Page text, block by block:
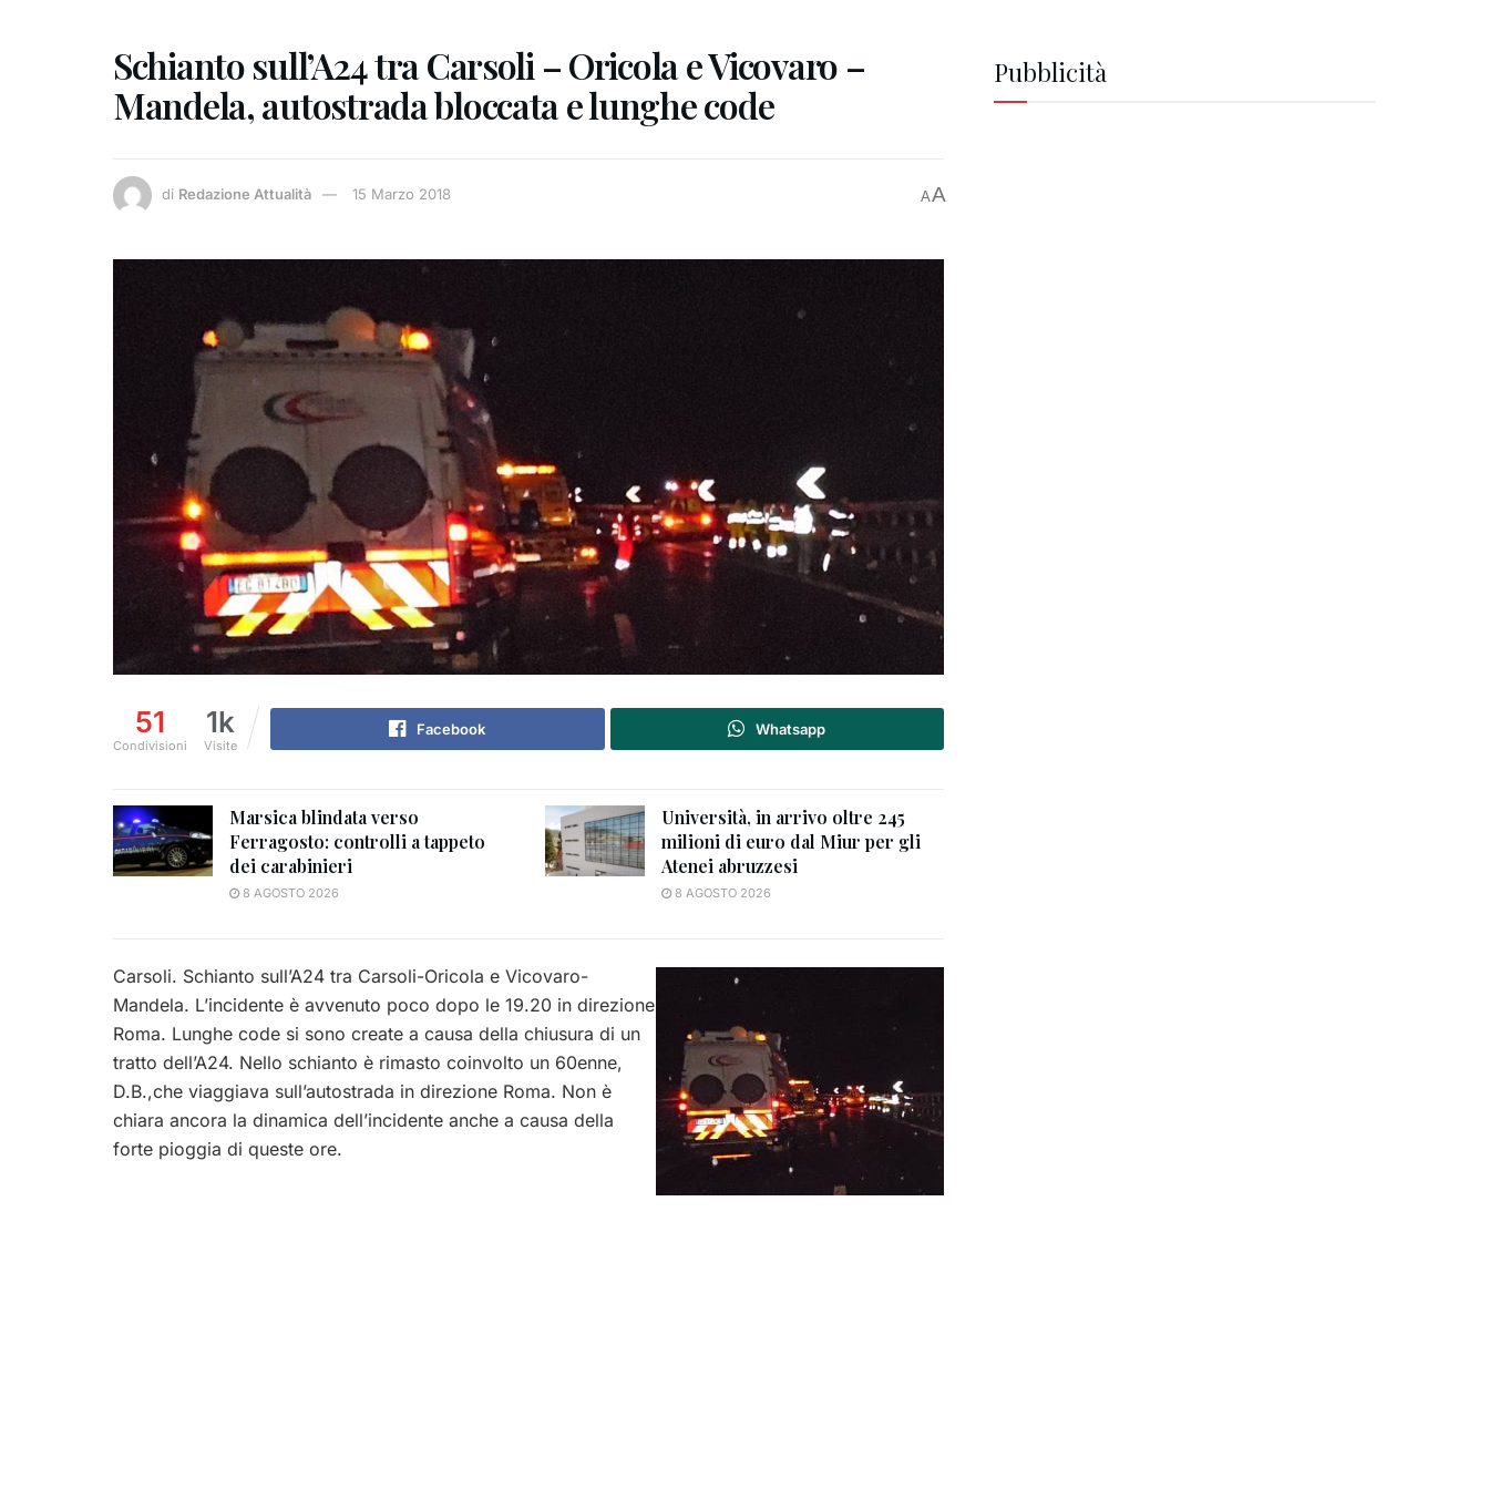
Schianto sull’A24 tra Carsoli – Oricola e Vicovaro –
Mandela, autostrada bloccata e lunghe code
di Redazione Attualità 15 Marzo 2018 AA
51
Condivisioni
1k
Visite
Facebook Whatsapp
Marsica blindata verso
Ferragosto: controlli a tappeto
dei carabinieri
8 AGOSTO 2026
Università, in arrivo oltre 245
milioni di euro dal Miur per gli
Atenei abruzzesi
8 AGOSTO 2026
Carsoli. Schianto sull’A24 tra Carsoli-Oricola e Vicovaro-
Mandela. L’incidente è avvenuto poco dopo le 19.20 in direzione
Roma. Lunghe code si sono create a causa della chiusura di un
tratto dell’A24. Nello schianto è rimasto coinvolto un 60enne,
D.B.,che viaggiava sull’autostrada in direzione Roma. Non è
chiara ancora la dinamica dell’incidente anche a causa della
forte pioggia di queste ore.
Pubblicità